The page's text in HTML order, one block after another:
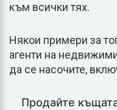
към всички тях.
Някои примери за
агенти на
да се насочите,
Продайте